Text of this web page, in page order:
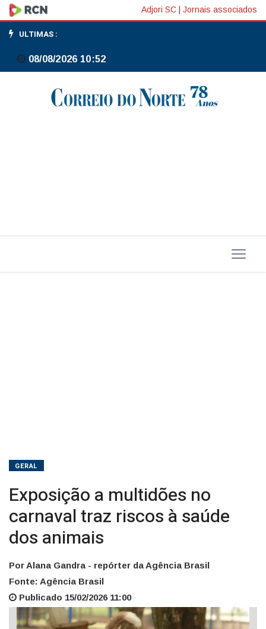
Exposição
a
multidões
carnaval
dos
Adjori SC Jornais associados
ULTIMAS :
08/08/2026 10:52
GERAL
Exposição a multidões no
carnaval traz riscos à saúde
dos animais
Por Alana Gandra - repórter da Agência Brasil
Fonte: Agência Brasil
Publicado 15/02/2026 11:00